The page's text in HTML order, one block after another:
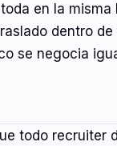
en la
dentro
se negocia